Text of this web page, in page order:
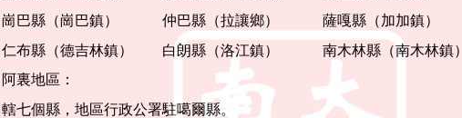
崗巴縣（崗巴鎮） 仲巴縣（拉讓鄉） 薩嘎縣（加加鎮）
仁布縣（德吉林鎮） 白朗縣（洛江鎮） 南木林縣（南木林鎮）
阿裏地區：
轄七個縣，地區行政公署駐噶爾縣。